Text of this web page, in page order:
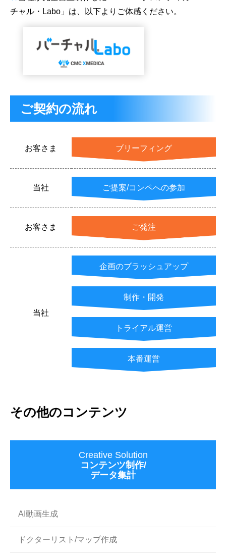
チャル・Labo」は、以下よりご体感ください。
ご契約の流れ
お客さま ブリーフィング
当社 ご提案/コンペへの参加
お客さま ご発注
当社
企画のブラッシュアップ
制作・開発
トライアル運営
本番運営
その他のコンテンツ
Creative Solution
コンテンツ制作/
データ集計
AI動画生成
ドクターリスト/マップ作成